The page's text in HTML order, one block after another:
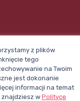
z plików
tego
na Twoim
jest dokonanie
informacji na temat
w Polityce